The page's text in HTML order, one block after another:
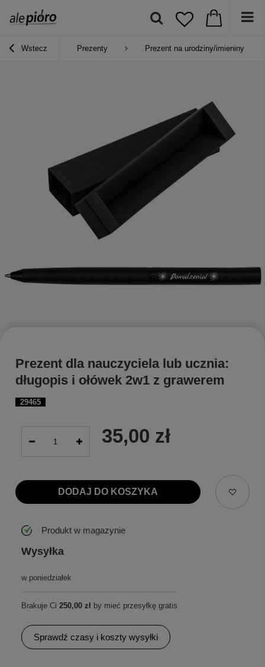
Wstecz Prezenty Prezent na urodziny/imieniny
29465
Prezent dla nauczyciela lub ucznia:
długopis i ołówek 2w1 z grawerem
35,00 zł
DODAJ DO KOSZYKA
Produkt w magazynie
Wysyłka
w poniedziałek
Brakuje Ci 250,00 zł by mieć przesyłkę gratis
Sprawdź czasy i koszty wysyłki